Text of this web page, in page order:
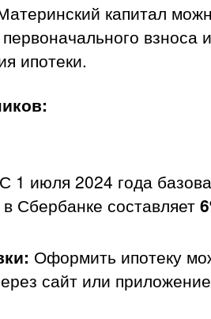
капитал
взноса
ипотеки.
С 1 июля 2024 года
Сбербанке составляет
Оформить ипотеку
сайт или приложение